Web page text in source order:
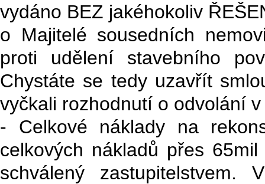
vydáno BEZ jakéhokoliv
o Majitelé sousedních
proti udělení stavebního
Chystáte se tedy uzavřít
vyčkali rozhodnutí o odvolání
- Celkové náklady na
celkových nákladů přes
schválený zastupitelstvem.